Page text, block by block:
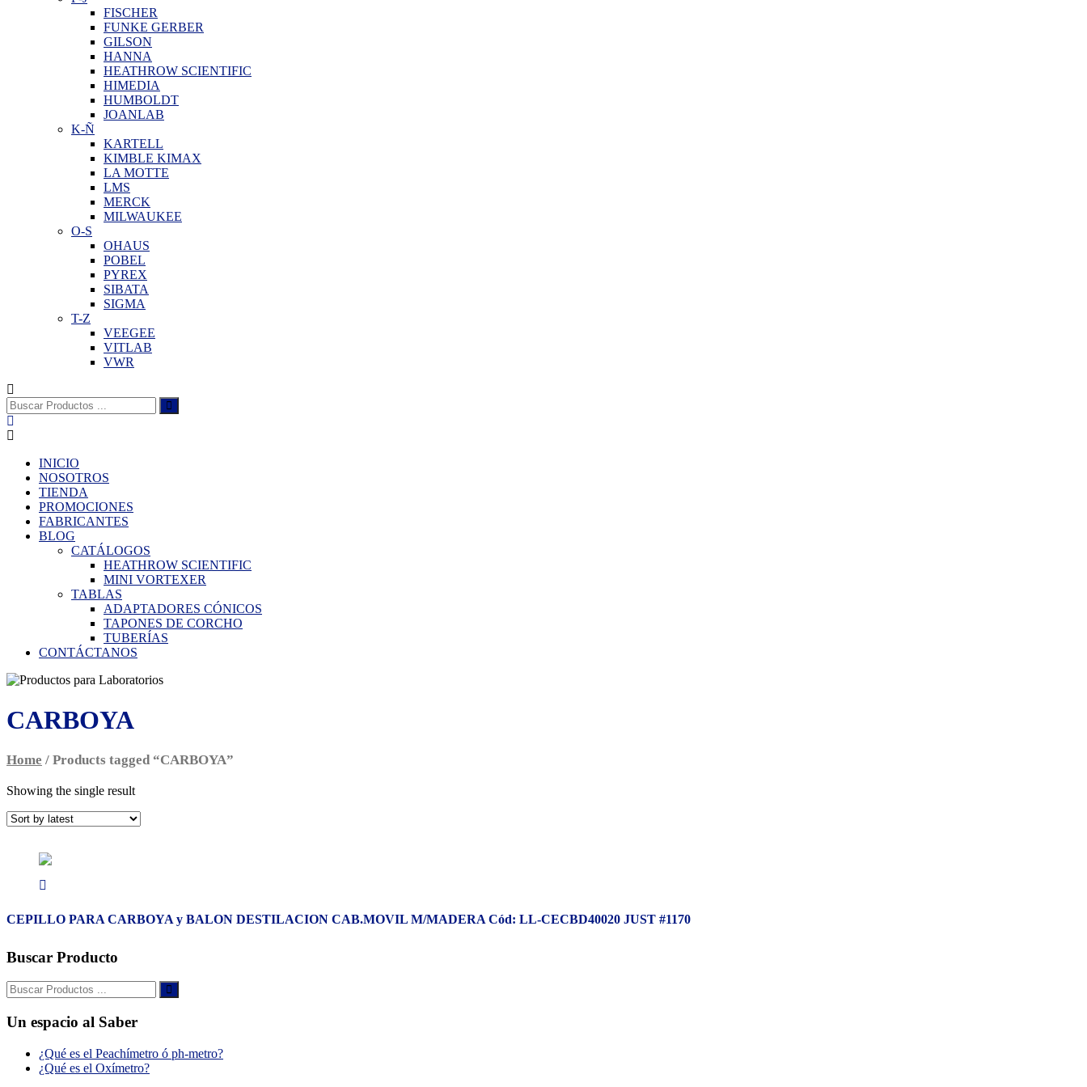
FISCHER
FUNKE GERBER
GILSON
HANNA
HEATHROW SCIENTIFIC
HIMEDIA
HUMBOLDT
JOANLAB
K-Ñ
KARTELL
KIMBLE KIMAX
LA MOTTE
LMS
MERCK
MILWAUKEE
O-S
OHAUS
POBEL
PYREX
SIBATA
SIGMA
T-Z
VEEGEE
VITLAB
VWR
Buscar:
INICIO
NOSOTROS
TIENDA
PROMOCIONES
FABRICANTES
BLOG
CATÁLOGOS
HEATHROW SCIENTIFIC
MINI VORTEXER
TABLAS
ADAPTADORES CÓNICOS
TAPONES DE CORCHO
TUBERÍAS
CONTÁCTANOS
CARBOYA
Home / Products tagged “CARBOYA”
Showing the single result
CEPILLO PARA CARBOYA y BALON DESTILACION CAB.MOVIL M/MADERA Cód: LL-CECBD40020 JUST #1170
Buscar Producto
Buscar:
Un espacio al Saber
¿Qué es el Peachímetro ó ph-metro?
¿Qué es el Oxímetro?